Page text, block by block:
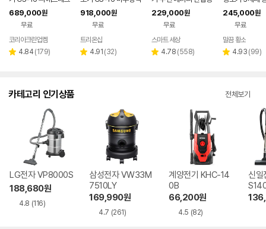
세척기 데코 타일 화강
석 대리석 청소
689,000원
무료
코리아크린업켐
별 4.84 리
(179)
기 돌돌이 바닥청소기
계
918,000원
무료
페이
트리온샵
별 4.91 리
(32)
공업용 사무실 20리터
건식 습식 청소기
229,000원
무료
스마트 세상
별 4.78 리
(558)
용량 업소용 산
업용 현장 야외
245,000원
무료
말끔 황소
별 4.93 리
(99)
카테고리 인기상품 전체보기
LG전자 VP8000S
188,680원
4.8 (116)
삼성전자 VW33M
7510LY
169,990원
4.7 (261)
계양전기 KHC-14
0B
66,200원
4.5 (82)
신일